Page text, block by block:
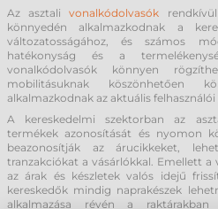
Az asztalivonalkódolvasók
könnyedén alkalmazkodnak a
változatosságához, és számos
hatékonyság és a
vonalkódolvasók könnyen
mobilitásuknak köszönhetően
alkalmazkodnak az aktuális felhasználói
A kereskedelmi szektorban az
termékek azonosítását és nyomon
beazonosítják az árucikkeket,
tranzakciókat a vásárlókkal. Emellett
az árak és készletek valós idejű
kereskedők mindig naprakészek
alkalmazása révén a